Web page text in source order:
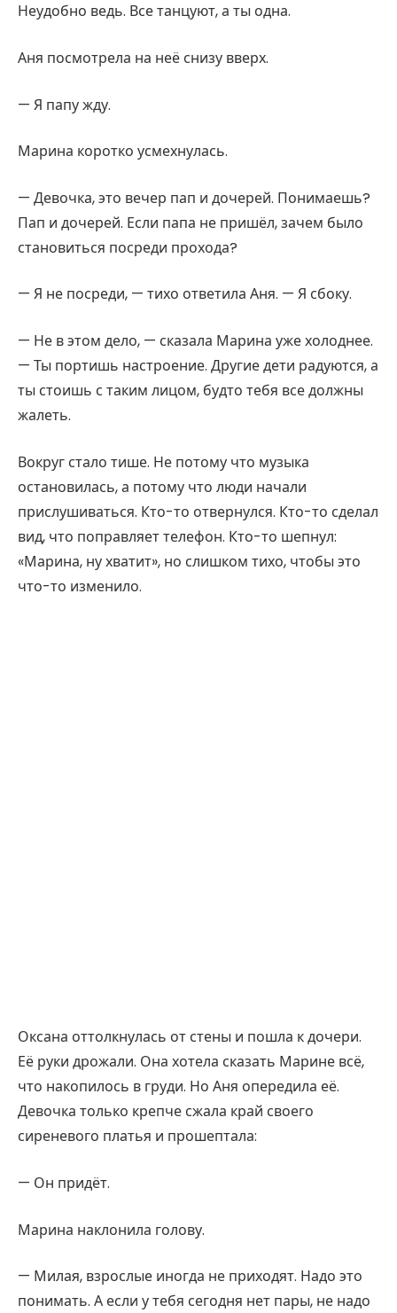
Неудобно ведь. Все танцуют, а ты одна.
Аня посмотрела на неё снизу вверх.
— Я папу жду.
Марина коротко усмехнулась.
— Девочка, это вечер пап и дочерей. Понимаешь?
Пап и дочерей. Если папа не пришёл, зачем было
становиться посреди прохода?
— Я не посреди, — тихо ответила Аня. — Я сбоку.
— Не в этом дело, — сказала Марина уже холоднее.
— Ты портишь настроение. Другие дети радуются, а
ты стоишь с таким лицом, будто тебя все должны
жалеть.
Вокруг стало тише. Не потому что музыка
остановилась, а потому что люди начали
прислушиваться. Кто-то отвернулся. Кто-то сделал
вид, что поправляет телефон. Кто-то шепнул:
«Марина, ну хватит», но слишком тихо, чтобы это
что-то изменило.
Оксана оттолкнулась от стены и пошла к дочери.
Её руки дрожали. Она хотела сказать Марине всё,
что накопилось в груди. Но Аня опередила её.
Девочка только крепче сжала край своего
сиреневого платья и прошептала:
— Он придёт.
Марина наклонила голову.
— Милая, взрослые иногда не приходят. Надо это
понимать. А если у тебя сегодня нет пары, не надо